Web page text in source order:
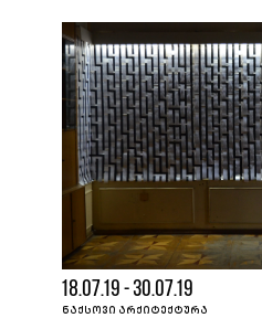
18.07.19 - 30.07.19
ᲜᲐᲥᲡᲝᲕᲘ ᲐᲠᲥᲘᲢᲔᲥᲢᲣᲠᲐ